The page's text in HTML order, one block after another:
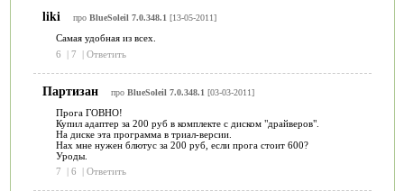
liki про BlueSoleil 7.0.348.1 [13-05-2011]
Самая удобная из всех.
6
| 7 | Ответить
Партизан про BlueSoleil 7.0.348.1 [03-03-2011]
Прога ГОВНО!
Купил адаптер за 200 руб в комплекте с диском "драйверов".
На диске эта программа в триал-версии.
Нах мне нужен блютус за 200 руб, если прога стоит 600?
Уроды.
7
| 6 | Ответить